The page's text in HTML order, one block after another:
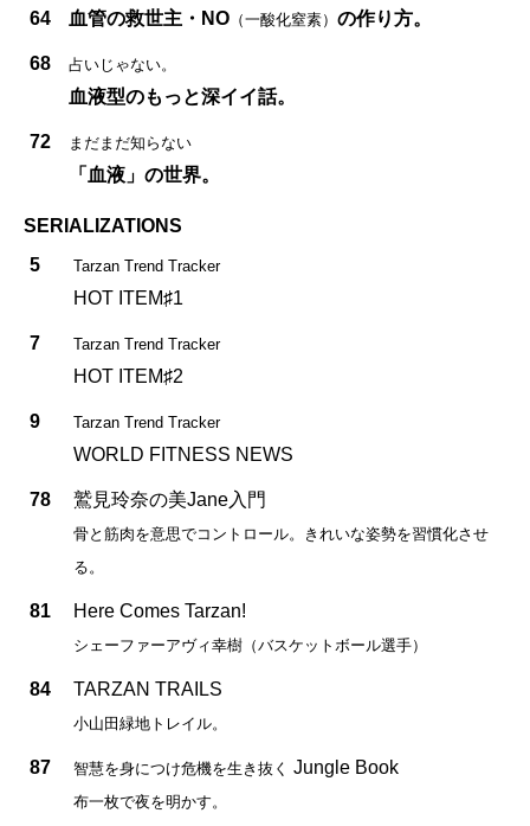
64 血管の救世主・NO （一酸化窒素） の作り方。
68 占いじゃない。
血液型のもっと深イイ話。
72 まだまだ知らない
「血液」の世界。
SERIALIZATIONS
5
Tarzan Trend Tracker
HOT ITEM♯1
7 Tarzan Trend Tracker
HOT ITEM♯2
9 Tarzan Trend Tracker
WORLD FITNESS NEWS
78 鷲見玲奈の美Jane入門
骨と筋肉を意思でコントロール。きれいな姿勢を習慣化させ
る。
81 Here Comes Tarzan!
シェーファーアヴィ幸樹（バスケットボール選手）
84 TARZAN TRAILS
小山田緑地トレイル。
87 智慧を身につけ危機を生き抜く Jungle Book
布一枚で夜を明かす。